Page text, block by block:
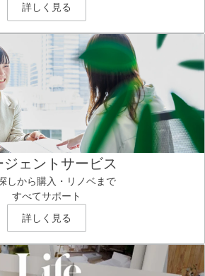
詳しく見る
ジェントサービス
しから購入・リノベまで
すべてサポート
詳しく見る